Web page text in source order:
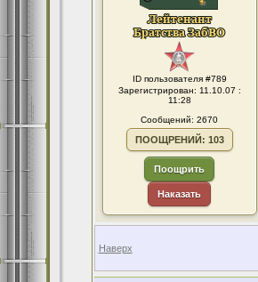
ID пользователя #789
Зарегистрирован: 11.10.07 :
11:28
Сообщений: 2670
ПООЩРЕНИЙ: 103
Поощрить
Наказать
Наверх